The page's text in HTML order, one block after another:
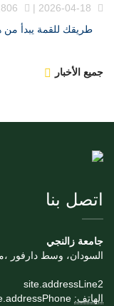
طريقك للقمة يبدأ من
جميع الأخبار
اتصل بنا
جامعة زالنجي
السودان، وسط دارفور
site.addressLine2
الهاتف: